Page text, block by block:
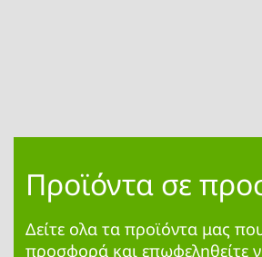
Προϊόντα σε
Δείτε ολα τα προϊόντα μας
προσφορά και επωφεληθείτε